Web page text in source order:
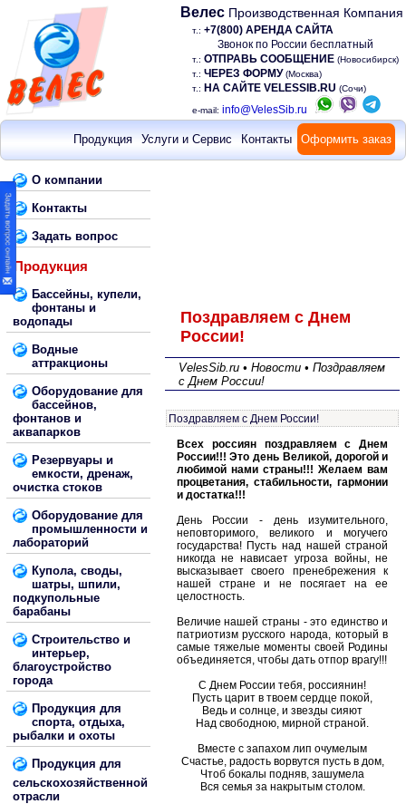
Велес Производственная Компания
т.: +7(800) АРЕНДА САЙТА
Звонок по России бесплатный
т.: ОТПРАВЬ СООБЩЕНИЕ (Новосибирск)
т.: ЧЕРЕЗ ФОРМУ (Москва)
т.: НА САЙТЕ VELESSIB.RU (Сочи)
e-mail: info@VelesSib.ru
Продукция Услуги и Сервис Контакты Оформить заказ
О компании
Контакты
Задать вопрос
Продукция
Бассейны, купели,
фонтаны и
водопады
Водные
аттракционы
Оборудование для
бассейнов,
фонтанов и
аквапарков
Резервуары и
емкости, дренаж,
очистка стоков
Оборудование для
промышленности и
лабораторий
Купола, своды,
шатры, шпили,
подкупольные
барабаны
Строительство и
интерьер,
благоустройство
города
Продукция для
спорта, отдыха,
рыбалки и охоты
Продукция для
сельскохозяйственной
отрасли
Поздравляем с Днем
России!
VelesSib.ru • Новости • Поздравляем
с Днем России!
Поздравляем с Днем России!
Всех россиян поздравляем с Днем
России!!! Это день Великой, дорогой и
любимой нами страны!!! Желаем вам
процветания, стабильности, гармонии
и достатка!!!
День России - день изумительного,
неповторимого, великого и могучего
государства! Пусть над нашей страной
никогда не нависает угроза войны, не
высказывает своего пренебрежения к
нашей стране и не посягает на ее
целостность.
Величие нашей страны - это единство и
патриотизм русского народа, который в
самые тяжелые моменты своей Родины
объединяется, чтобы дать отпор врагу!!!
С Днем России тебя, россиянин!
Пусть царит в твоем сердце покой,
Ведь и солнце, и звезды сияют
Над свободною, мирной страной.
Вместе с запахом лип очумелым
Счастье, радость ворвутся пусть в дом,
Чтоб бокалы подняв, зашумела
Вся семья за накрытым столом.